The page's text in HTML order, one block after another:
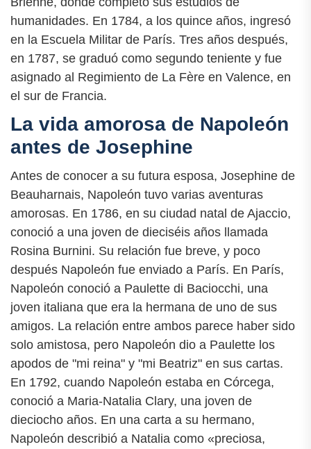
humanidades. En 1784, a los quince años, ingresó
en la Escuela Militar de París. Tres años después,
en 1787, se graduó como segundo teniente y fue
asignado al Regimiento de La Fère en Valence, en
el sur de Francia.
La vida amorosa de Napoleón
antes de Josephine
Antes de conocer a su futura esposa, Josephine de
Beauharnais, Napoleón tuvo varias aventuras
amorosas. En 1786, en su ciudad natal de Ajaccio,
conoció a una joven de dieciséis años llamada
Rosina Burnini. Su relación fue breve, y poco
después Napoleón fue enviado a París. En París,
Napoleón conoció a Paulette di Baciocchi, una
joven italiana que era la hermana de uno de sus
amigos. La relación entre ambos parece haber sido
solo amistosa, pero Napoleón dio a Paulette los
apodos de "mi reina" y "mi Beatriz" en sus cartas.
En 1792, cuando Napoleón estaba en Córcega,
conoció a Maria-Natalia Clary, una joven de
dieciocho años. En una carta a su hermano,
Napoleón describió a Natalia como «preciosa,